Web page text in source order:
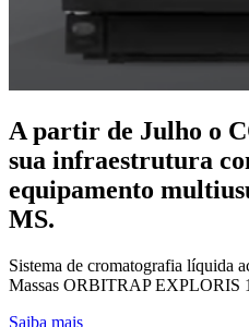
A partir de Julho o
sua infraestrutura
equipamento
MS.
Sistema de cromatografia líquida
Massas ORBITRAP EXPLORIS
Saiba mais(link para A partir de